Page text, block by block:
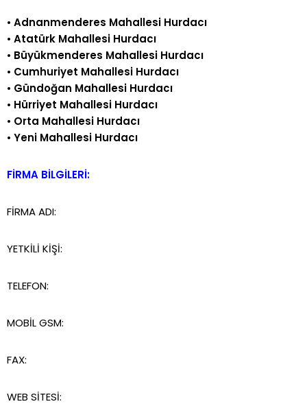
• Adnanmenderes Mahallesi Hurdacı
• Atatürk Mahallesi Hurdacı
• Büyükmenderes Mahallesi Hurdacı
• Cumhuriyet Mahallesi Hurdacı
• Gündoğan Mahallesi Hurdacı
• Hürriyet Mahallesi Hurdacı
• Orta Mahallesi Hurdacı
• Yeni Mahallesi Hurdacı
FİRMA BİLGİLERİ:
FİRMA ADI:
YETKİLİ KİŞİ:
TELEFON:
MOBİL GSM:
FAX:
WEB SİTESİ: